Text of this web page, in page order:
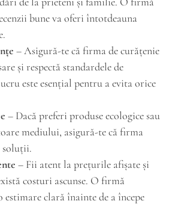
bune va oferi întotdeauna
– Asigură-te că firma de curățenie
și respectă standardele de
este esențial pentru a evita orice
– Dacă preferi produse ecologice sau
mediului, asigură-te că firma
soluții.
– Fii atent la prețurile afișate și
costuri ascunse. O firmă
estimare clară înainte de a începe